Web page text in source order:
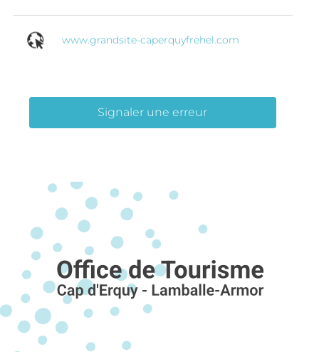
www.grandsite-caperquyfrehel.com
Signaler une erreur